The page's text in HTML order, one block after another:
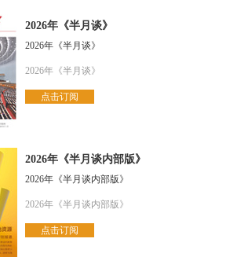
2026年《半月谈》
2026年《半月谈》
2026年《半月谈》
点击订阅
2026年《半月谈内部版》
2026年《半月谈内部版》
2026年《半月谈内部版》
点击订阅